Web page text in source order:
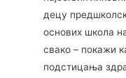
децу
основих школа
свако – покажи
подстицања